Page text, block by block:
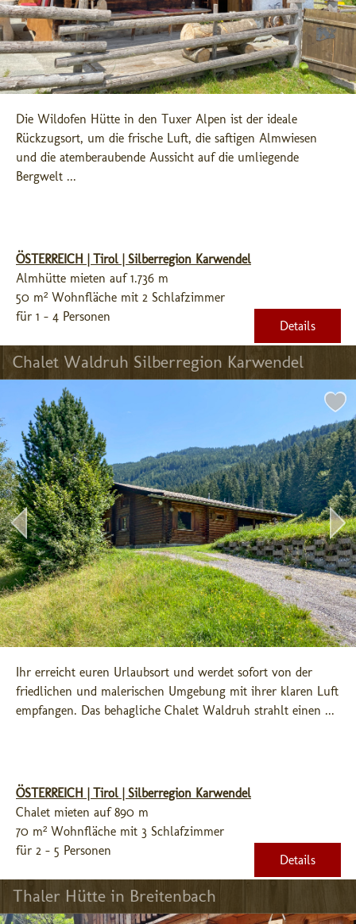
Die Wildofen Hütte in den Tuxer Alpen ist der ideale
Rückzugsort, um die frische Luft, die saftigen Almwiesen
und die atemberaubende Aussicht auf die umliegende
Bergwelt ...
ÖSTERREICH | Tirol | Silberregion Karwendel
Almhütte mieten auf 1.736 m
50 m² Wohnfläche mit 2 Schlafzimmer
für 1 - 4 Personen
Details
Chalet Waldruh Silberregion Karwendel
Ihr erreicht euren Urlaubsort und werdet sofort von der
friedlichen und malerischen Umgebung mit ihrer klaren Luft
empfangen. Das behagliche Chalet Waldruh strahlt einen ...
ÖSTERREICH | Tirol | Silberregion Karwendel
Chalet mieten auf 890 m
70 m² Wohnfläche mit 3 Schlafzimmer
für 2 - 5 Personen
Details
Thaler Hütte in Breitenbach